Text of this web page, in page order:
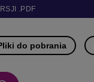
.PDF
do pobrania